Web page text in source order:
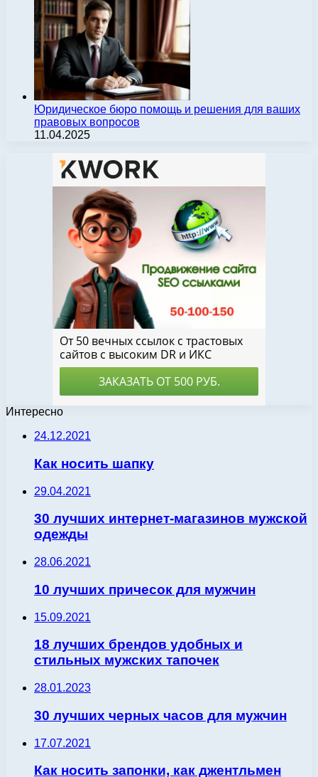
Юридическое бюро помощь и решения для ваших
правовых вопросов
11.04.2025
Интересно
24.12.2021
Как носить шапку
29.04.2021
30 лучших интернет-магазинов мужской
одежды
28.06.2021
10 лучших причесок для мужчин
15.09.2021
18 лучших брендов удобных и
стильных мужских тапочек
28.01.2023
30 лучших черных часов для мужчин
17.07.2021
Как носить запонки, как джентльмен